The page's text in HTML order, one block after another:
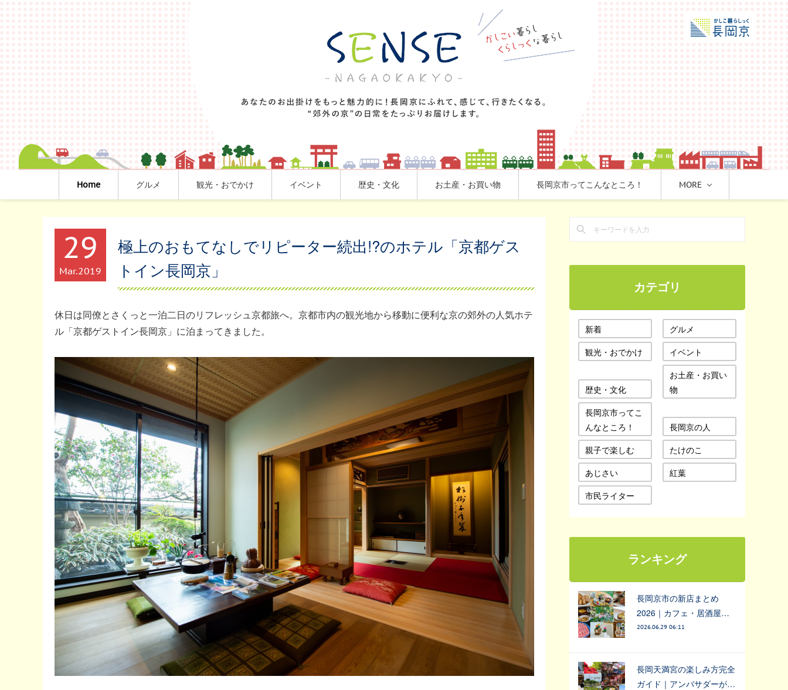
Home グルメ 観光・おでかけ イベント 歴史・文化 お土産・お買い物 長岡京市ってこんなところ！ MORE
29
Mar 2019
極上のおもてなしでリピーター続出!?のホテル「京都ゲス
トイン長岡京」
休日は同僚とさくっと一泊二日のリフレッシュ京都旅へ。京都市内の観光地から移動に便利な京の郊外の人気ホテ
ル「京都ゲストイン長岡京」に泊まってきました。
カテゴリ
新着
グルメ
観光・おでかけ
イベント
歴史・文化
お土産・お買い
物
長岡京市ってこ
んなところ！
長岡京の人
親子で楽しむ
たけのこ
あじさい
紅葉
市民ライター
ランキング
長岡京市の新店まとめ
2026｜カフェ・居酒屋…
2026.06.29 06:11
長岡天満宮の楽しみ方完全
ガイド｜アンバサダーが…